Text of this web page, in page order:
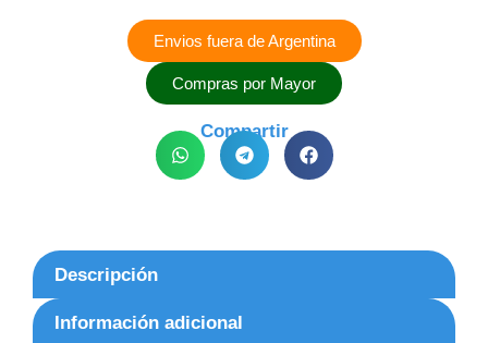
Envios fuera de Argentina
Compras por Mayor
Compartir
Descripción
Información adicional